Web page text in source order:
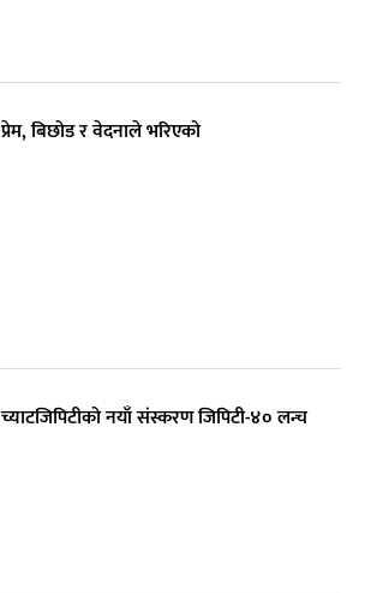
प्रेम, बिछोड र वेदनाले भरिएको
च्याटजिपिटीको नयाँ संस्करण जिपिटी-४० लन्च